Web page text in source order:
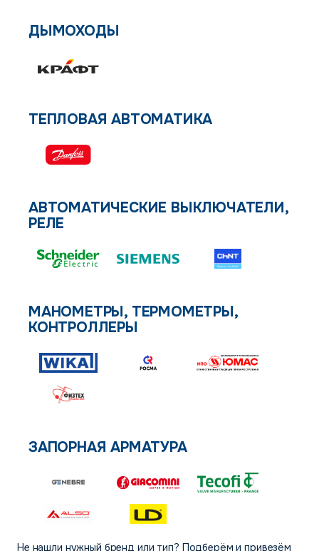
ДЫМОХОДЫ
ТЕПЛОВАЯ АВТОМАТИКА
АВТОМАТИЧЕСКИЕ ВЫКЛЮЧАТЕЛИ,
РЕЛЕ
МАНОМЕТРЫ, ТЕРМОМЕТРЫ,
КОНТРОЛЛЕРЫ
ЗАПОРНАЯ АРМАТУРА
Не нашли нужный бренд или тип? Подберём и привезём